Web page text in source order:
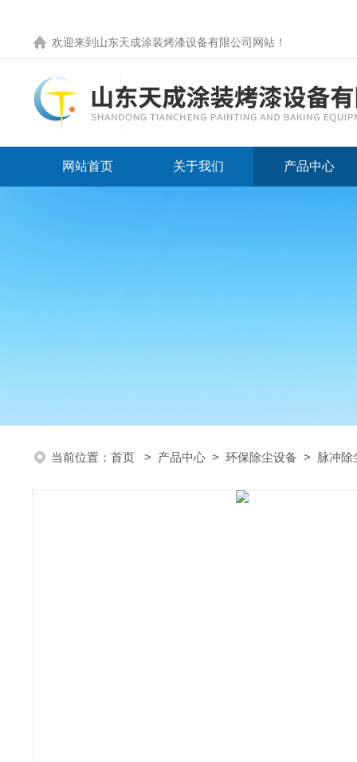
欢迎来到 山东天成涂装烤漆设备有限公司网站 ！
网站首页 关于我们 产品中心
当前位置： 首页 > 产品中心 > 环保除尘设备 > 脉冲除